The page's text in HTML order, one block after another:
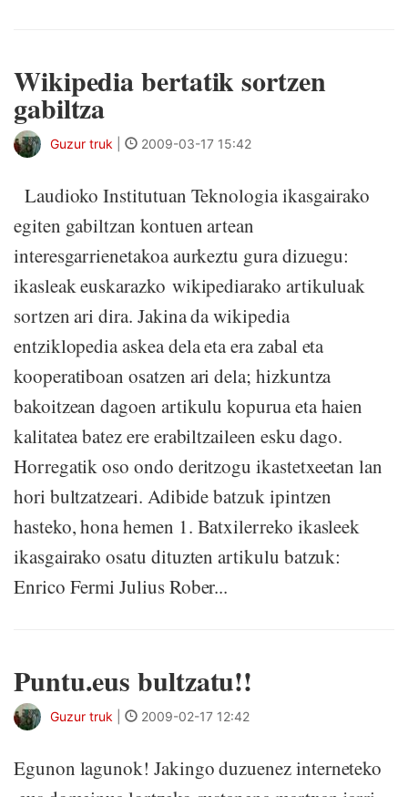
Wikipedia bertatik sortzen
gabiltza
Guzur truk 2009-03-17 15:42
Laudioko Institutuan Teknologia ikasgairako
egiten gabiltzan kontuen artean
interesgarrienetakoa aurkeztu gura dizuegu:
ikasleak euskarazko wikipediarako artikuluak
sortzen ari dira. Jakina da wikipedia
entziklopedia askea dela eta era zabal eta
kooperatiboan osatzen ari dela; hizkuntza
bakoitzean dagoen artikulu kopurua eta haien
kalitatea batez ere erabiltzaileen esku dago.
Horregatik oso ondo deritzogu ikastetxeetan lan
hori bultzatzeari. Adibide batzuk ipintzen
hasteko, hona hemen 1. Batxilerreko ikasleek
ikasgairako osatu dituzten artikulu batzuk:
Enrico Fermi Julius Rober...
Puntu.eus bultzatu!!
Guzur truk 2009-02-17 12:42
Egunon lagunok! Jakingo duzuenez interneteko